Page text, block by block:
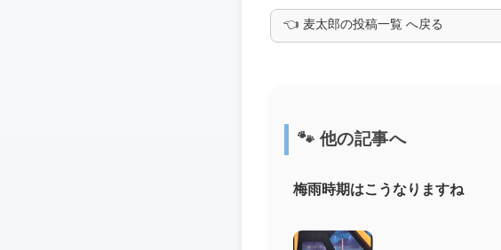
👈 麦太郎の投稿一覧 へ戻る
🐾 他の記事へ
梅雨時期はこうなりますね